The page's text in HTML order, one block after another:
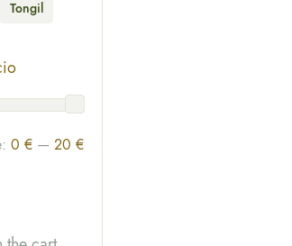
Tongil
0 € — 20 €